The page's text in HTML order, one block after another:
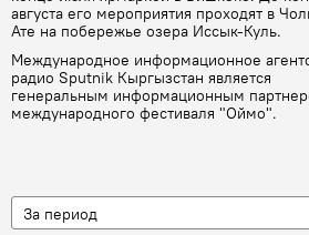
августа его мероприятия проходят в
Ате на побережье озера Иссык-Куль.
Международное информационное
радио Sputnik Кыргызстан является
генеральным информационным
международного фестиваля "Оймо".
За период